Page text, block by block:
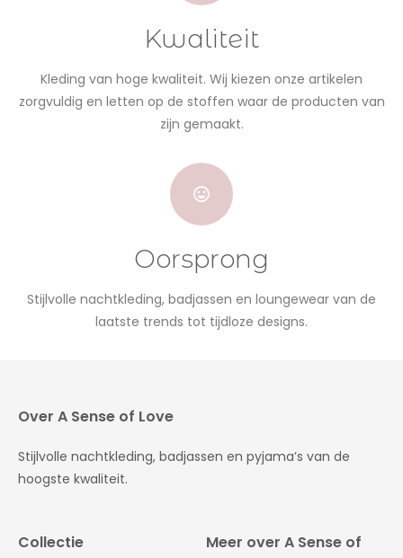
Kwaliteit
Kleding van hoge kwaliteit. Wij kiezen onze artikelen
zorgvuldig en letten op de stoffen waar de producten van
zijn gemaakt.
Oorsprong
Stijlvolle nachtkleding, badjassen en loungewear van de
laatste trends tot tijdloze designs.
Over A Sense of Love
Stijlvolle nachtkleding, badjassen en pyjama’s van de
hoogste kwaliteit.
Collectie
Meer over A Sense of